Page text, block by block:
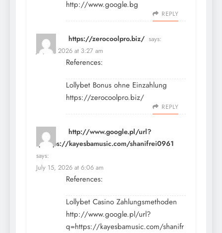
http://www.google.bg
REPLY
https://zerocoolpro.biz/ says:
July 15, 2026 at 3:27 am
References:
Lollybet Bonus ohne Einzahlung
https://zerocoolpro.biz/
REPLY
http://www.google.pl/url?
q=https://kayesbamusic.com/shanifrei0961
says:
July 15, 2026 at 6:06 am
References:
Lollybet Casino Zahlungsmethoden
http://www.google.pl/url?
q=https://kayesbamusic.com/shanifr